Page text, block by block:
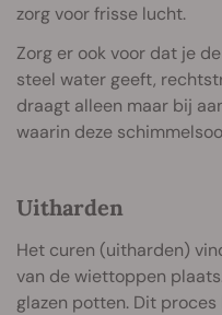
zorg voor frisse lucht.
Zorg er ook voor dat je
steel water geeft,
draagt alleen maar bij
waarin deze
Uitharden
Het curen (uitharden)
van de wiettoppen
glazen potten. Dit